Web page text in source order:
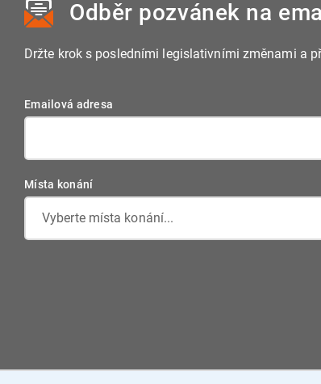
Odběr pozvánek na
Držte krok s posledními legislativními změnami a
Emailová adresa
Místa konání
Vyberte místa konání...